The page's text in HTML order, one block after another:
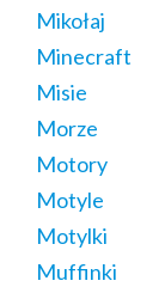
Mikołaj
Minecraft
Misie
Morze
Motory
Motyle
Motylki
Muffinki